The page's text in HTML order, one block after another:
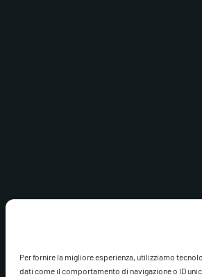
Per fornire la migliore esperienza, utilizziamo
dati come il comportamento di navigazione o ID